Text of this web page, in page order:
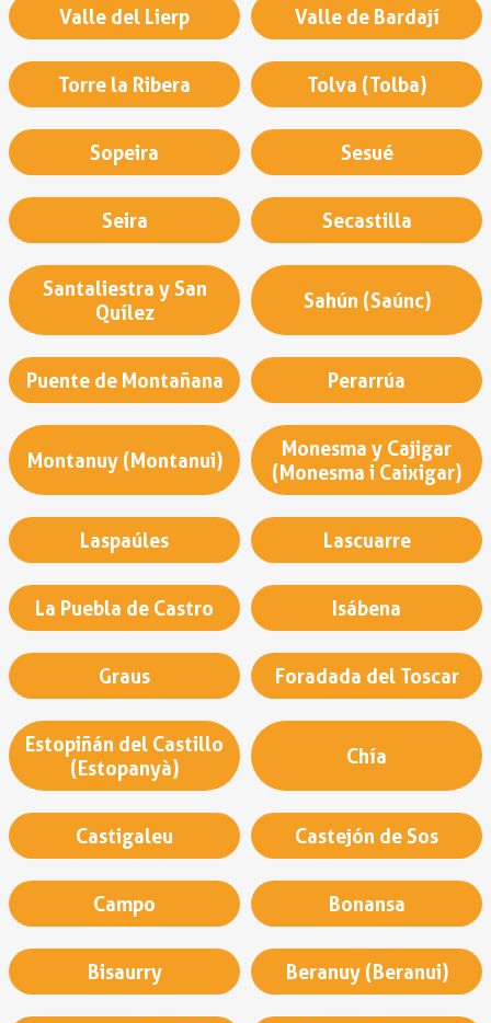
Valle del Lierp Valle de Bardají
Torre la Ribera Tolva (Tolba)
Sopeira Sesué
Seira Secastilla
Santaliestra y San
Quílez
Sahún (Saúnc)
Puente de Montañana Perarrúa
Montanuy (Montanui)
Monesma y Cajigar
(Monesma i Caixigar)
Laspaúles Lascuarre
La Puebla de Castro Isábena
Graus Foradada del Toscar
Estopiñán del Castillo
(Estopanyà)
Chía
Castigaleu Castejón de Sos
Campo Bonansa
Bisaurry Beranuy (Beranui)